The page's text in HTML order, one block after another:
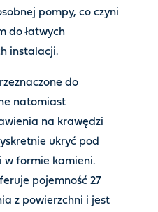
pompy, co czyni
do łatwych
instalacji.
do
natomiast
na krawędzi
ukryć pod
w formie kamieni.
pojemność 27
z powierzchni i jest